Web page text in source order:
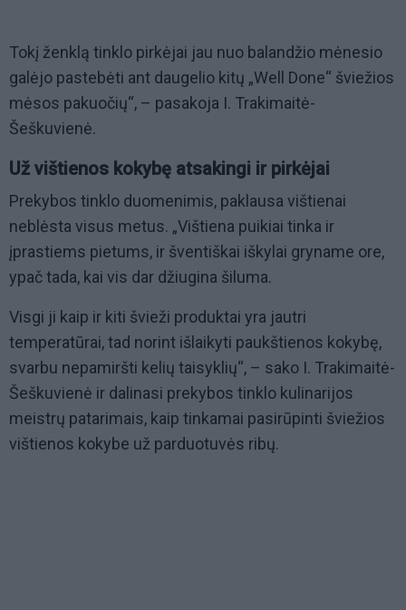
Tokį ženklą tinklo pirkėjai jau nuo balandžio mėnesio
galėjo pastebėti ant daugelio kitų „Well Done“ šviežios
mėsos pakuočių“, – pasakoja I. Trakimaitė-
Šeškuvienė.
Už vištienos kokybę atsakingi ir pirkėjai
Prekybos tinklo duomenimis, paklausa vištienai
neblėsta visus metus. „Vištiena puikiai tinka ir
įprastiems pietums, ir šventiškai iškylai gryname ore,
ypač tada, kai vis dar džiugina šiluma.
Visgi ji kaip ir kiti švieži produktai yra jautri
temperatūrai, tad norint išlaikyti paukštienos kokybę,
svarbu nepamiršti kelių taisyklių“, – sako I. Trakimaitė-
Šeškuvienė ir dalinasi prekybos tinklo kulinarijos
meistrų patarimais, kaip tinkamai pasirūpinti šviežios
vištienos kokybe už parduotuvės ribų.